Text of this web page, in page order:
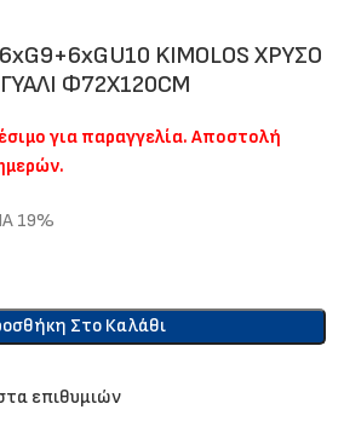
KIMOLOS ΧΡΥΣΟ
Φ72Χ120CM
για παραγγελία. Αποστολή
19%
Στο Καλάθι
επιθυμιών